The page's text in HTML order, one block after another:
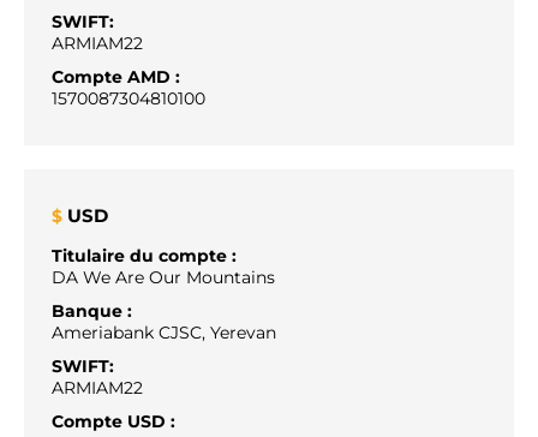
SWIFT:
ARMIAM22
Compte AMD :
1570087304810100
$ USD
Titulaire du compte :
DA We Are Our Mountains
Banque :
Ameriabank CJSC, Yerevan
SWIFT:
ARMIAM22
Compte USD :